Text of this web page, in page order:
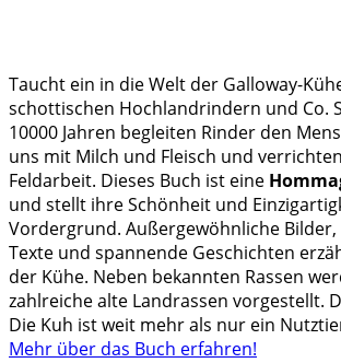
Taucht ein in die Welt der Galloway-
schottischen Hochlandrindern und Co.
10000 Jahren begleiten Rinder den
uns mit Milch und Fleisch und
Feldarbeit. Dieses Buch ist eine
und stellt ihre Schönheit und
Vordergrund. Außergewöhnliche
Texte und spannende Geschichten
der Kühe. Neben bekannten Rassen
zahlreiche alte Landrassen vorgestellt.
Die Kuh ist weit mehr als nur ein
Mehr über das Buch erfahren!